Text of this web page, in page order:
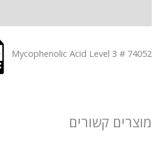
Mycophenolic Acid Level 3 # 74052
מוצרים קשורים